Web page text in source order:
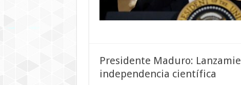
Presidente Maduro:
independencia científica